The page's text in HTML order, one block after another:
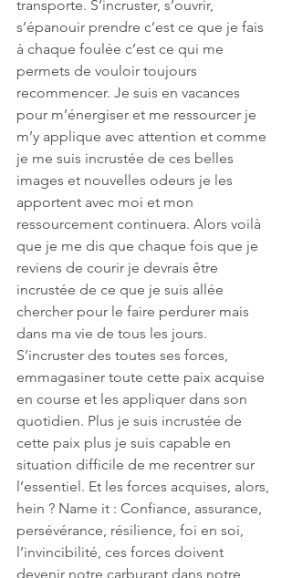
transporte. S’incruster, s’ouvrir,
s’épanouir prendre c’est ce que je fais
à chaque foulée c’est ce qui me
permets de vouloir toujours
recommencer. Je suis en vacances
pour m’énergiser et me ressourcer je
m’y applique avec attention et comme
je me suis incrustée de ces belles
images et nouvelles odeurs je les
apportent avec moi et mon
ressourcement continuera. Alors voilà
que je me dis que chaque fois que je
reviens de courir je devrais être
incrustée de ce que je suis allée
chercher pour le faire perdurer mais
dans ma vie de tous les jours.
S’incruster des toutes ses forces,
emmagasiner toute cette paix acquise
en course et les appliquer dans son
quotidien. Plus je suis incrustée de
cette paix plus je suis capable en
situation difficile de me recentrer sur
l’essentiel. Et les forces acquises, alors,
hein ? Name it : Confiance, assurance,
persévérance, résilience, foi en soi,
l’invincibilité, ces forces doivent
devenir notre carburant dans notre